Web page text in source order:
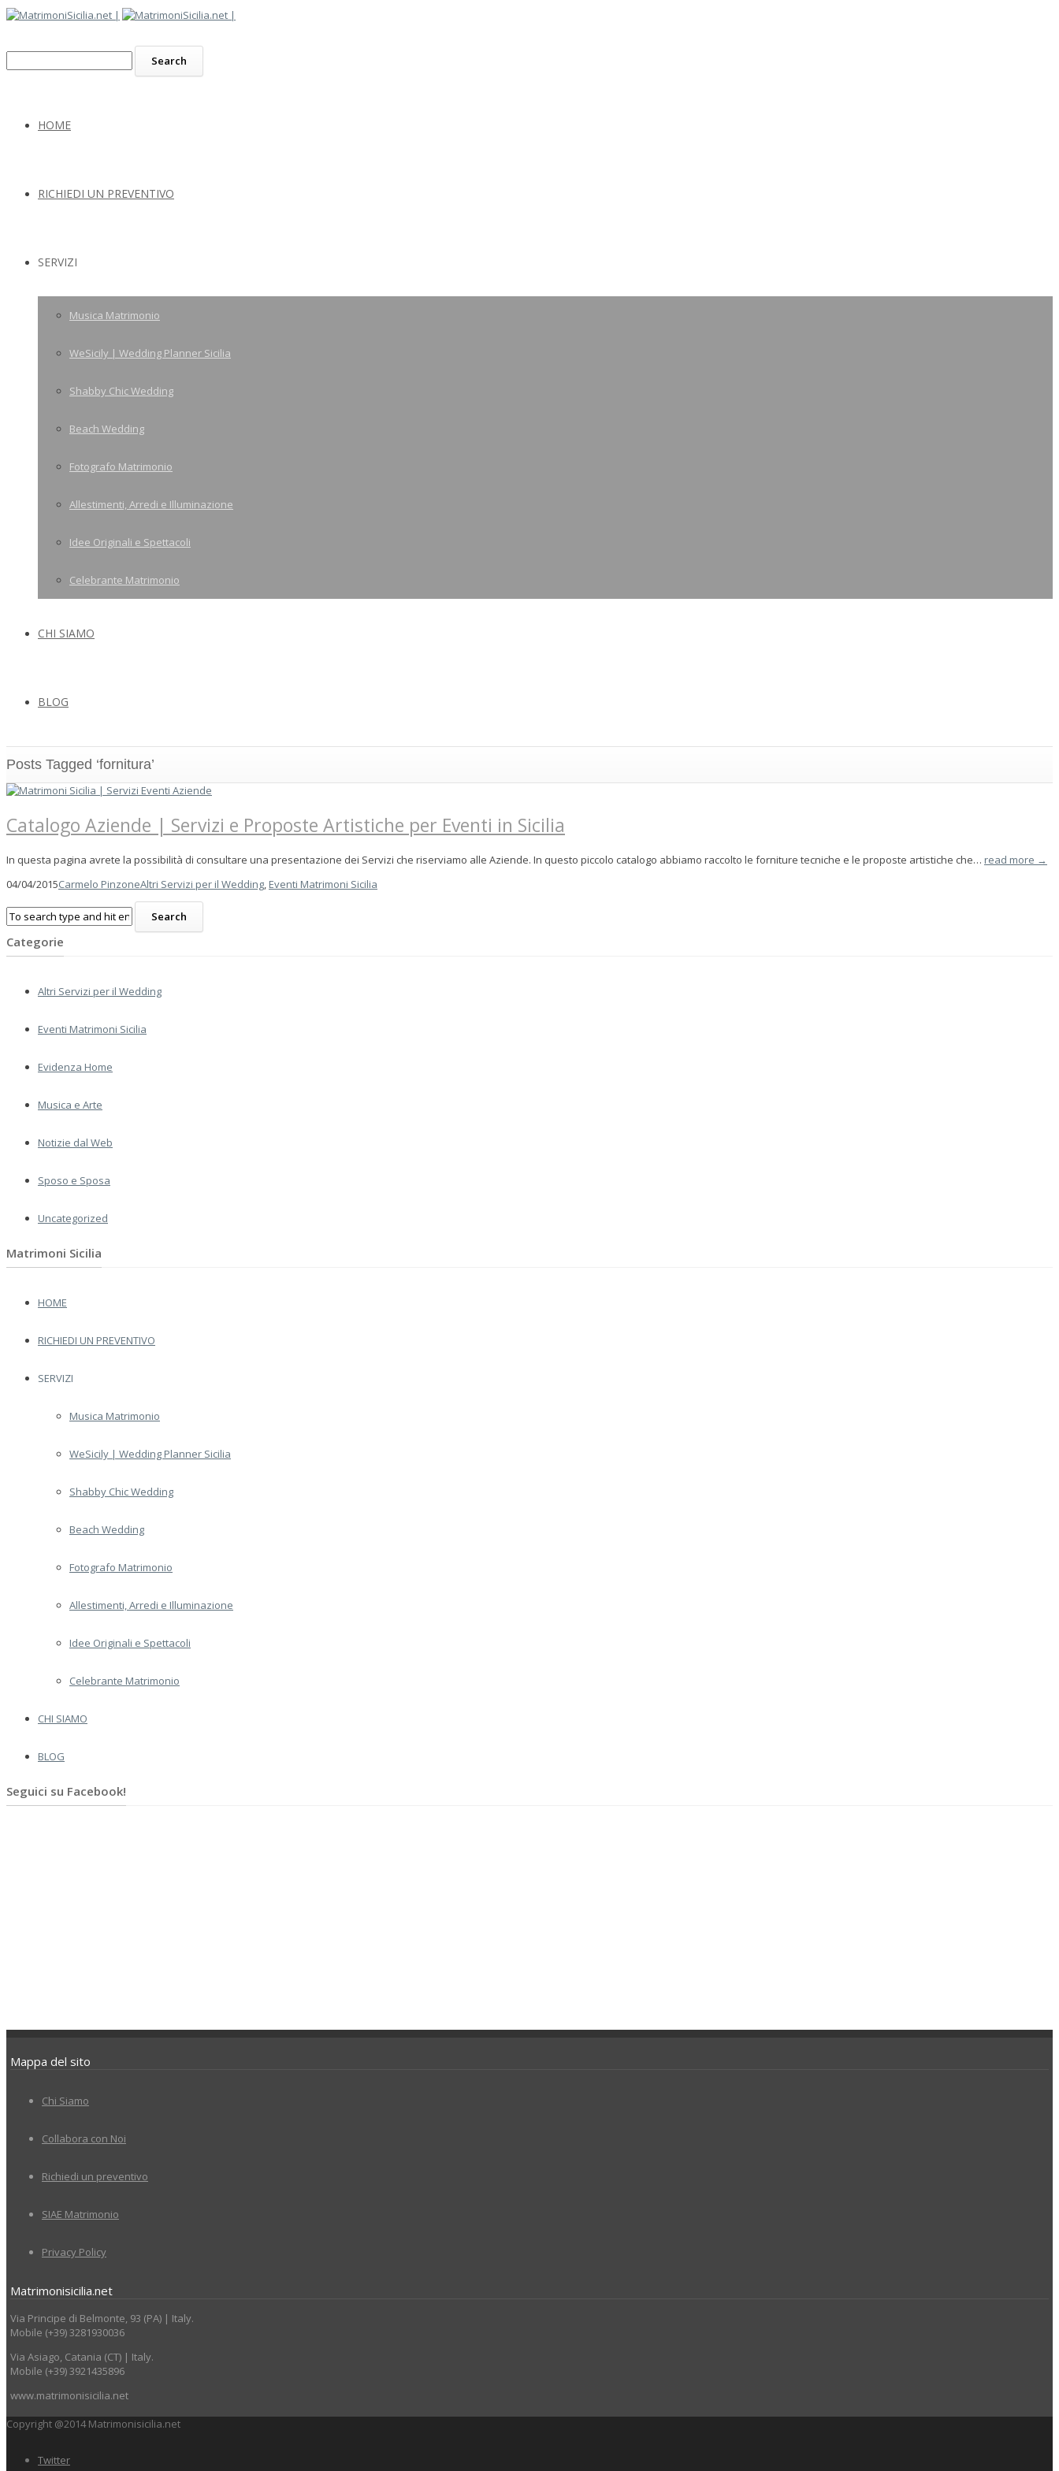
HOME
RICHIEDI UN PREVENTIVO
SERVIZI
Musica Matrimonio
WeSicily | Wedding Planner Sicilia
Shabby Chic Wedding
Beach Wedding
Fotografo Matrimonio
Allestimenti, Arredi e Illuminazione
Idee Originali e Spettacoli
Celebrante Matrimonio
CHI SIAMO
BLOG
Posts Tagged ‘fornitura’
Catalogo Aziende | Servizi e Proposte Artistiche per Eventi in Sicilia
In questa pagina avrete la possibilità di consultare una presentazione dei Servizi che riserviamo alle Aziende. In questo piccolo catalogo abbiamo raccolto le forniture tecniche e le proposte artistiche che… read more →
04/04/2015Carmelo PinzoneAltri Servizi per il Wedding, Eventi Matrimoni Sicilia
Categorie
Altri Servizi per il Wedding
Eventi Matrimoni Sicilia
Evidenza Home
Musica e Arte
Notizie dal Web
Sposo e Sposa
Uncategorized
Matrimoni Sicilia
HOME
RICHIEDI UN PREVENTIVO
SERVIZI
Musica Matrimonio
WeSicily | Wedding Planner Sicilia
Shabby Chic Wedding
Beach Wedding
Fotografo Matrimonio
Allestimenti, Arredi e Illuminazione
Idee Originali e Spettacoli
Celebrante Matrimonio
CHI SIAMO
BLOG
Seguici su Facebook!
Mappa del sito
Chi Siamo
Collabora con Noi
Richiedi un preventivo
SIAE Matrimonio
Privacy Policy
Matrimonisicilia.net
Via Principe di Belmonte, 93 (PA) | Italy.
Mobile (+39) 3281930036
Via Asiago, Catania (CT) | Italy.
Mobile (+39) 3921435896
www.matrimonisicilia.net
Copyright @2014 Matrimonisicilia.net
Twitter